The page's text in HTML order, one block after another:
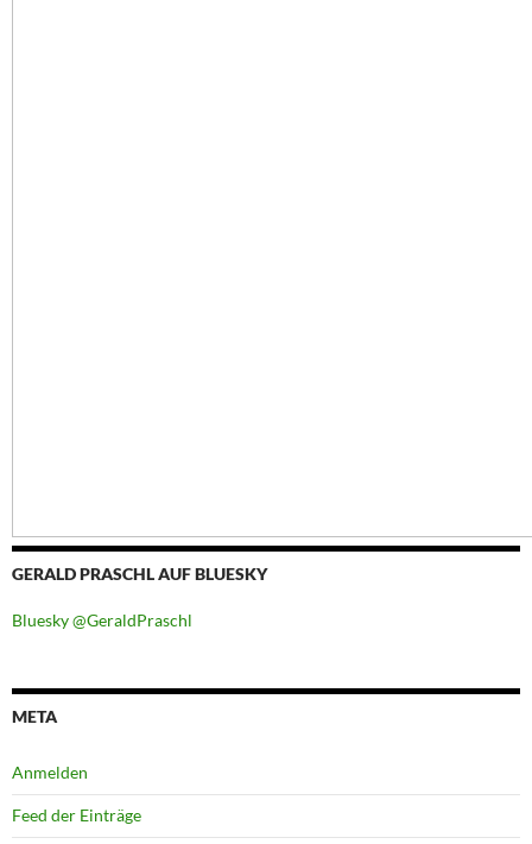
GERALD PRASCHL AUF BLUESKY
Bluesky @GeraldPraschl
META
Anmelden
Feed der Einträge